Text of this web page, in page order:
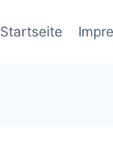
Startseite